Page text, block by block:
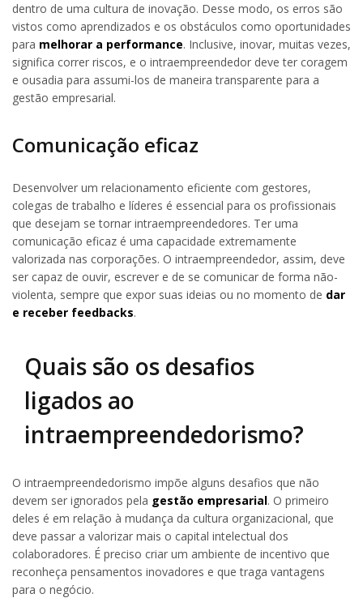
dentro de uma cultura de inovação. Desse modo, os erros são
vistos como aprendizados e os obstáculos como oportunidades
para melhorar a performance. Inclusive, inovar, muitas vezes,
significa correr riscos, e o intraempreendedor deve ter coragem
e ousadia para assumi-los de maneira transparente para a
gestão empresarial.
Comunicação eficaz
Desenvolver um relacionamento eficiente com gestores,
colegas de trabalho e líderes é essencial para os profissionais
que desejam se tornar intraempreendedores. Ter uma
comunicação eficaz é uma capacidade extremamente
valorizada nas corporações. O intraempreendedor, assim, deve
ser capaz de ouvir, escrever e de se comunicar de forma não-
violenta, sempre que expor suas ideias ou no momento de dar
e receber feedbacks.
Quais são os desafios
ligados ao
intraempreendedorismo?
O intraempreendedorismo impõe alguns desafios que não
devem ser ignorados pela gestão empresarial. O primeiro
deles é em relação à mudança da cultura organizacional, que
deve passar a valorizar mais o capital intelectual dos
colaboradores. É preciso criar um ambiente de incentivo que
reconheça pensamentos inovadores e que traga vantagens
para o negócio.